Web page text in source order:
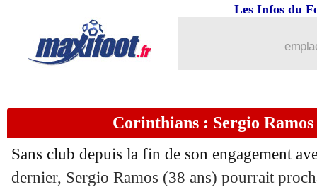
Les Infos du
Corinthians : Sergio
Sans club depuis la fin de son engagement
dernier, Sergio Ramos (38 ans) pourrait
: Vitor Roque, la précision de
14/11 Danemark: Iniesta rachète un club
: le PSG ne lâche pas
14/11 EdF: son style, Koundé répond aux